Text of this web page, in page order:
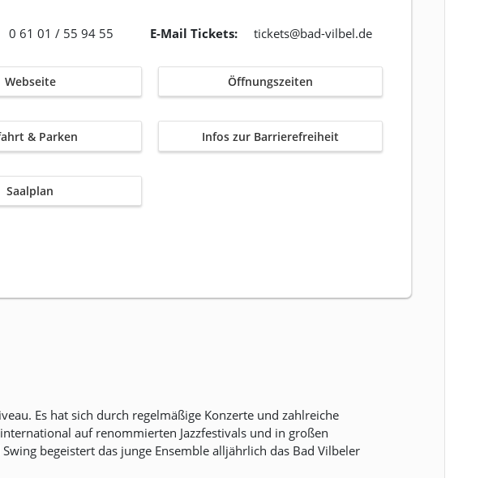
0 61 01 / 55 94 55 E-Mail Tickets: tickets@bad-vilbel.de
Webseite Öffnungszeiten
& Parken Infos zur Barrierefreiheit
Saalplan
Es hat sich durch regelmäßige Konzerte und zahlreiche
auf renommierten Jazzfestivals und in großen
begeistert das junge Ensemble alljährlich das Bad Vilbeler